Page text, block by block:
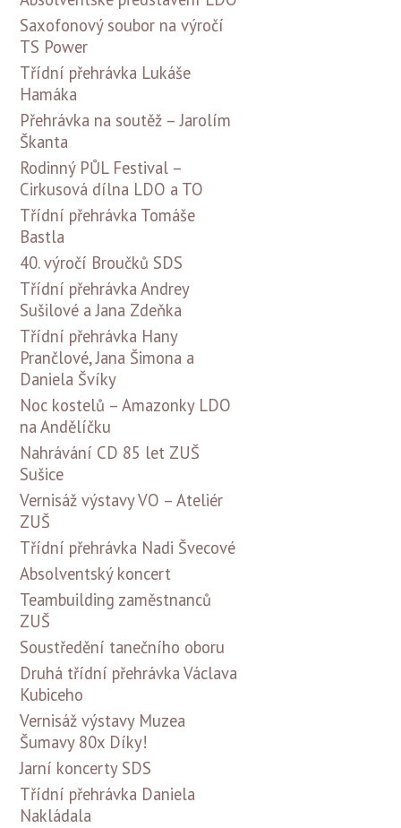
Saxofonový soubor na výročí
TS Power
Třídní přehrávka Lukáše
Hamáka
Přehrávka na soutěž – Jarolím
Škanta
Rodinný PŮL Festival –
Cirkusová dílna LDO a TO
Třídní přehrávka Tomáše
Bastla
40. výročí Broučků SDS
Třídní přehrávka Andrey
Sušilové a Jana Zdeňka
Třídní přehrávka Hany
Prančlové, Jana Šimona a
Daniela Švíky
Noc kostelů – Amazonky LDO
na Andělíčku
Nahrávání CD 85 let ZUŠ
Sušice
Vernisáž výstavy VO – Ateliér
ZUŠ
Třídní přehrávka Nadi Švecové
Absolventský koncert
Teambuilding zaměstnanců
ZUŠ
Soustředění tanečního oboru
Druhá třídní přehrávka Václava
Kubiceho
Vernisáž výstavy Muzea
Šumavy 80x Díky!
Jarní koncerty SDS
Třídní přehrávka Daniela
Nakládala